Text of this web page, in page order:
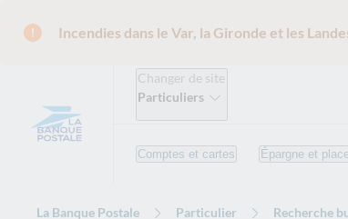
Incendies dans le Var, la Gironde et les
Changer de site
Particuliers
Comptes et cartes Épargne et
La Banque Postale Particulier Recherche